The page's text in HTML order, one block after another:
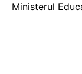
Ministerul